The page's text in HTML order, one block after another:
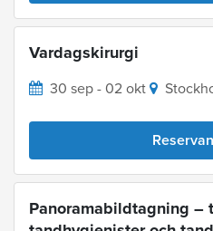
Vardagskirurgi
30 sep - 02 okt
Panoramabildtagning –